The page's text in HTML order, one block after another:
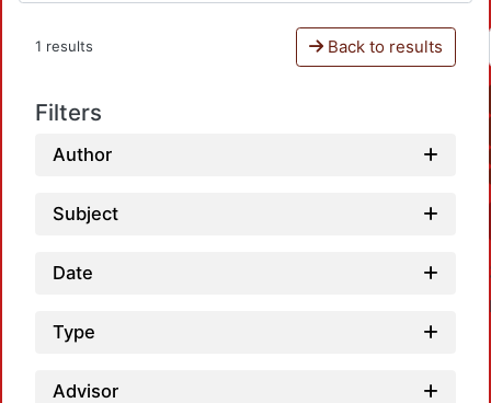
1 results Back to results
Filters
Author
Subject
Date
Type
Advisor